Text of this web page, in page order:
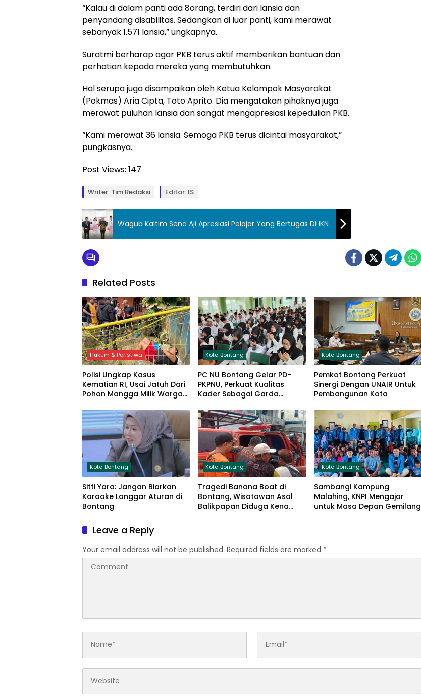
“Kalau di dalam panti ada 8orang, terdiri dari lansia dan
penyandang disabilitas. Sedangkan di luar panti, kami merawat
sebanyak 1.571 lansia,” ungkapnya.
Suratmi berharap agar PKB terus aktif memberikan bantuan dan
perhatian kepada mereka yang membutuhkan.
Hal serupa juga disampaikan oleh Ketua Kelompok Masyarakat
(Pokmas) Aria Cipta, Toto Aprito. Dia mengatakan pihaknya juga
merawat puluhan lansia dan sangat mengapresiasi kepedulian PKB.
“Kami merawat 36 lansia. Semoga PKB terus dicintai masyarakat,”
pungkasnya.
Post Views: 147
Writer: Tim Redaksi Editor: IS
Wagub Kaltim Seno Aji Apresiasi Pelajar Yang Bertugas Di IKN
Related Posts
Hukum & Peristiwa
Polisi Ungkap Kasus
Kematian RI, Usai Jatuh Dari
Pohon Mangga Milik Warga
Kota Bontang
PC NU Bontang Gelar PD-
PKPNU, Perkuat Kualitas
Kader Sebagai Garda
Kota Bontang
Pemkot Bontang Perkuat
Sinergi Dengan UNAIR Untuk
Pembangunan Kota
Kota Bontang
Sitti Yara: Jangan Biarkan
Karaoke Langgar Aturan di
Bontang
Kota Bontang
Tragedi Banana Boat di
Bontang, Wisatawan Asal
Balikpapan Diduga Kena
Kota Bontang
Sambangi Kampung
Malahing, KNPI Mengajar
untuk Masa Depan Gemilang
Leave a Reply
Your email address will not be published. Required fields are marked *